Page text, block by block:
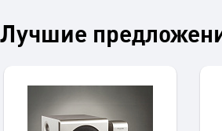
Лучшие